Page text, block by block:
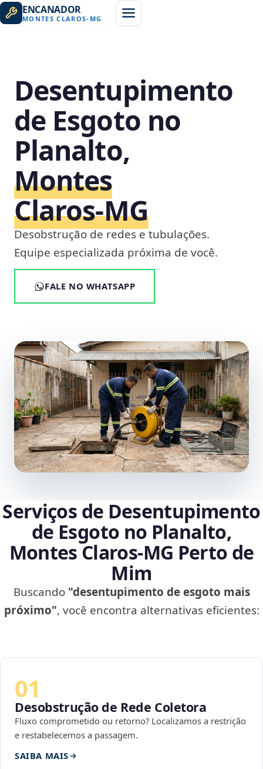
ENCANADOR
MONTES CLAROS- MG
Desentupimento
de Esgoto no
Planalto,
Montes
Claros‑MG
Desobstrução de redes e tubulações.
Equipe especializada próxima de você.
FALE NO WHATSAPP
Serviços de Desentupimento
de Esgoto no Planalto,
Montes Claros‑MG Perto de
Mim
Buscando "desentupimento de esgoto mais
próximo", você encontra alternativas eficientes:
01
Desobstrução de Rede Coletora
Fluxo comprometido ou retorno? Localizamos a restrição
e restabelecemos a passagem.
SAIBA MAIS